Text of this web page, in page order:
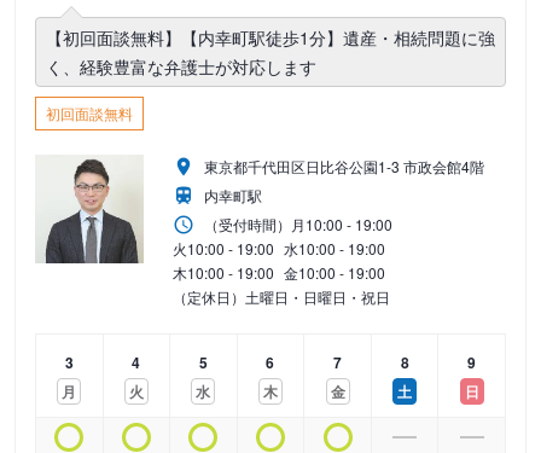
【初回面談無料】【内幸町駅徒歩1分】遺産・相続問題に強
く、経験豊富な弁護士が対応します
初回面談無料
東京都千代田区日比谷公園1-3 市政会館4階
内幸町駅
（受付時間） 月10:00 - 19:00
火10:00 - 19:00 水10:00 - 19:00
木10:00 - 19:00 金10:00 - 19:00
（定休日）土曜日・日曜日・祝日
3
月
4
火
5
水
6
木
7
金
8
土
9
日